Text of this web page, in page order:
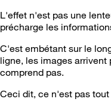
L'effet n'est pas une
précharge les
C'est embétant sur le
ligne, les images arrivent
comprend pas.
Ceci dit, ce n'est pas